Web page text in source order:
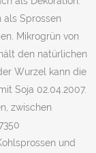
als Sprossen
Mikrogrün von
den natürlichen
Wurzel kann die
Soja 02.04.2007.
zwischen
und